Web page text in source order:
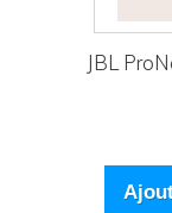
JBL